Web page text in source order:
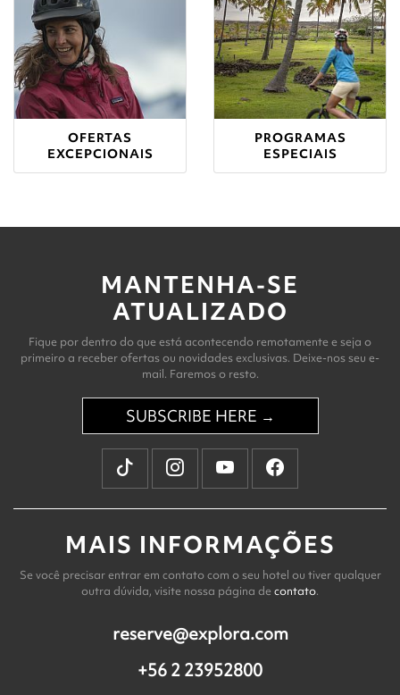
OFERTAS
EXCEPCIONAIS
PROGRAMAS
ESPECIAIS
MANTENHA-SE
ATUALIZADO
Fique por dentro do que está acontecendo remotamente e seja o
primeiro a receber ofertas ou novidades exclusivas. Deixe-nos seu e-
mail. Faremos o resto.
SUBSCRIBE HERE →
MAIS INFORMAÇÕES
Se você precisar entrar em contato com o seu hotel ou tiver qualquer
outra dúvida, visite nossa página de contato.
reserve@explora.com
+56 2 23952800